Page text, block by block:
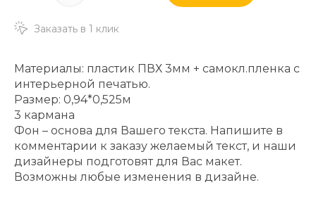
Заказать в 1 клик
Материалы: пластик ПВХ 3мм + самокл.пленка с
интерьерной печатью.
Размер: 0,94*0,525м
3 кармана
Фон – основа для Вашего текста. Напишите в
комментарии к заказу желаемый текст, и наши
дизайнеры подготовят для Вас макет.
Возможны любые изменения в дизайне.